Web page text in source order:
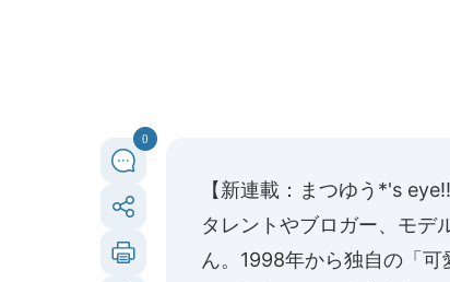
0
【新連載：まつゆう*'s eye!!
タレントやブロガー、モデ
ん。1998年から独自の「